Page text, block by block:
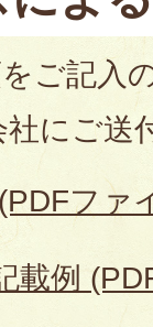
ご記入
にご送
ファ
載例